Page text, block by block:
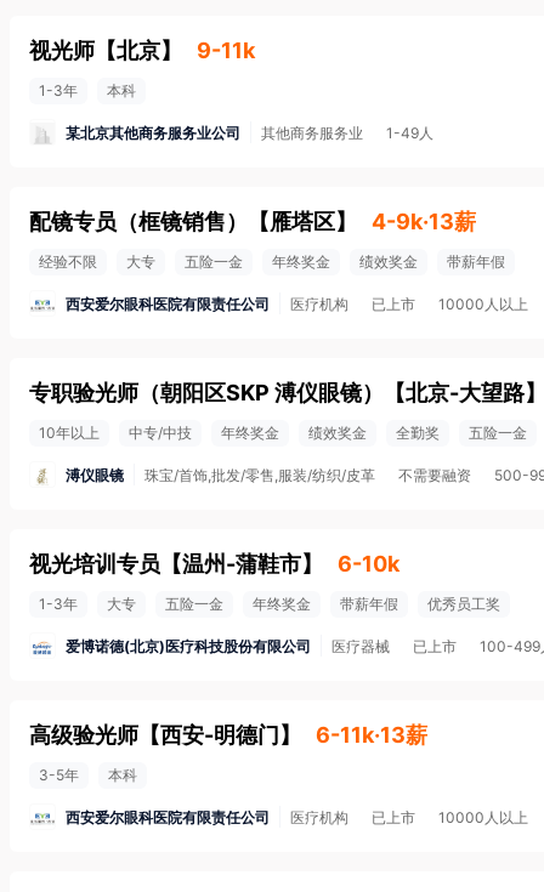
视光师 【北京】 9-11k
1-3年 本科
某北京其他商务服务业公司 其他商务服务业 1-49人
配镜专员（框镜销售） 【雁塔区】 4-9k·13薪
经验不限 大专 五险一金 年终奖金 绩效奖金 带薪年假
西安爱尔眼科医院有限责任公司 医疗机构 已上市 10000人以上
专职验光师（朝阳区SKP 溥仪眼镜） 【北京-大望路
10年以上 中专/中技 年终奖金 绩效奖金 全勤奖 五险一金
溥仪眼镜 珠宝/首饰,批发/零售,服装/纺织/皮革 不需要融资 500-
视光培训专员 【温州-蒲鞋市】 6-10k
1-3年 大专 五险一金 年终奖金 带薪年假 优秀员工奖
爱博诺德(北京)医疗科技股份有限公司 医疗器械 已上市 100-499
高级验光师 【西安-明德门 】 6-11k·13薪
3-5年 本科
西安爱尔眼科医院有限责任公司 医疗机构 已上市 10000人以上